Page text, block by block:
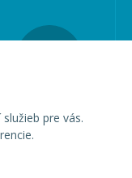
pre vás.